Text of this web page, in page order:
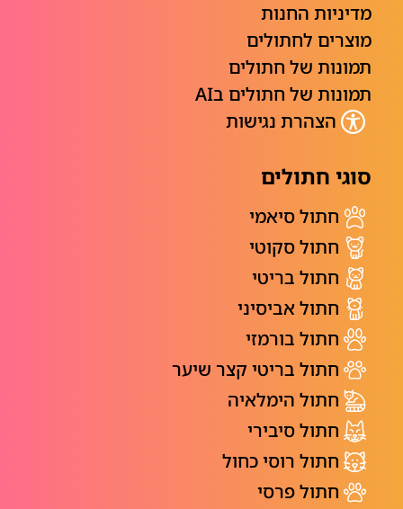
מדיניות החנות
מוצרים לחתולים
תמונות של חתולים
תמונות של חתולים בAI
הצהרת נגישות
סוגי חתולים
חתול סיאמי
חתול סקוטי
חתול בריטי
חתול אביסיני
חתול בורמזי
חתול בריטי קצר שיער
חתול הימלאיה
חתול סיבירי
חתול רוסי כחול
חתול פרסי